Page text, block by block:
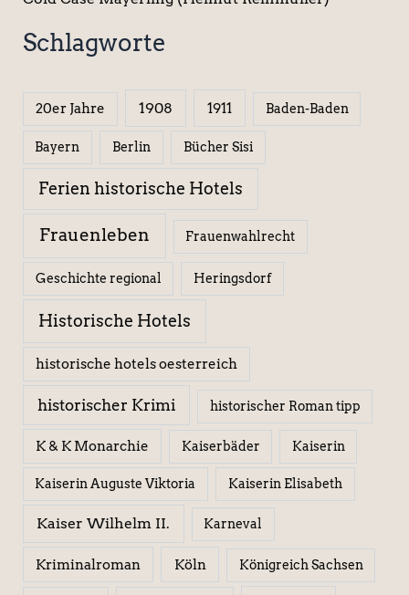
Schlagworte
20er Jahre 1908 1911 Baden-Baden
Bayern Berlin Bücher Sisi
Ferien historische Hotels
Frauenleben Frauenwahlrecht
Geschichte regional Heringsdorf
Historische Hotels
historische hotels oesterreich
historischer Krimi historischer Roman tipp
K & K Monarchie Kaiserbäder Kaiserin
Kaiserin Auguste Viktoria Kaiserin Elisabeth
Kaiser Wilhelm II. Karneval
Kriminalroman Köln Königreich Sachsen